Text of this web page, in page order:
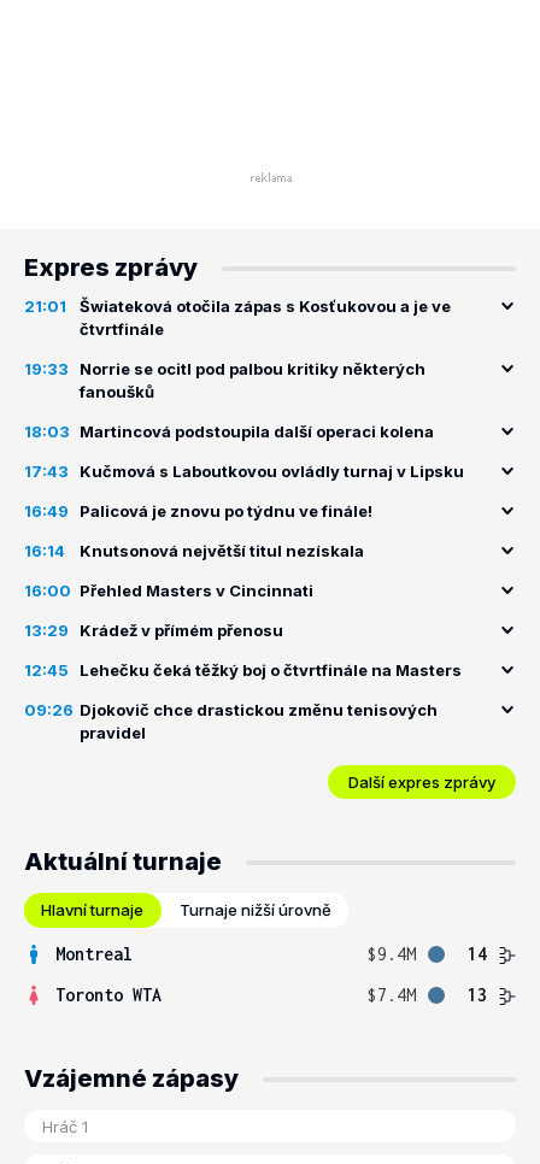
Expres zprávy
21:01
Šwiateková otočila zápas s Kosťukovou a je ve
čtvrtfinále
19:33
Norrie se ocitl pod palbou kritiky některých
fanoušků
18:03 Martincová podstoupila další operaci kolena
17:43 Kučmová s Laboutkovou ovládly turnaj v Lipsku
16:49 Palicová je znovu po týdnu ve finále!
16:14 Knutsonová největší titul nezískala
16:00 Přehled Masters v Cincinnati
13:29 Krádež v přímém přenosu
12:45 Lehečku čeká těžký boj o čtvrtfinále na Masters
09:26 Djokovič chce drastickou změnu tenisových
pravidel
Další expres zprávy
Aktuální turnaje
Hlavní turnaje Turnaje nižší úrovně
Montreal $9.4M
14
Toronto WTA
$7.4M 13
Vzájemné zápasy